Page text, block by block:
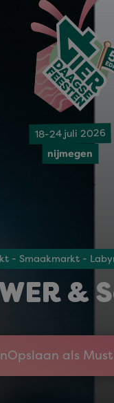
18-24 juli 2026
nijmegen
- Smaakmarkt -
&
Opslaan als Must